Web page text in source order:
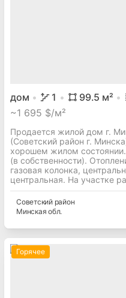
дом 1 99.5 м²
~1 695 $/м²
Продается жилой дом г.
(Советский район г.
хорошем жилом
(в собственности).
газовая колонка,
центральная. На участке
Советскийрайон
Минская обл.
Горячее